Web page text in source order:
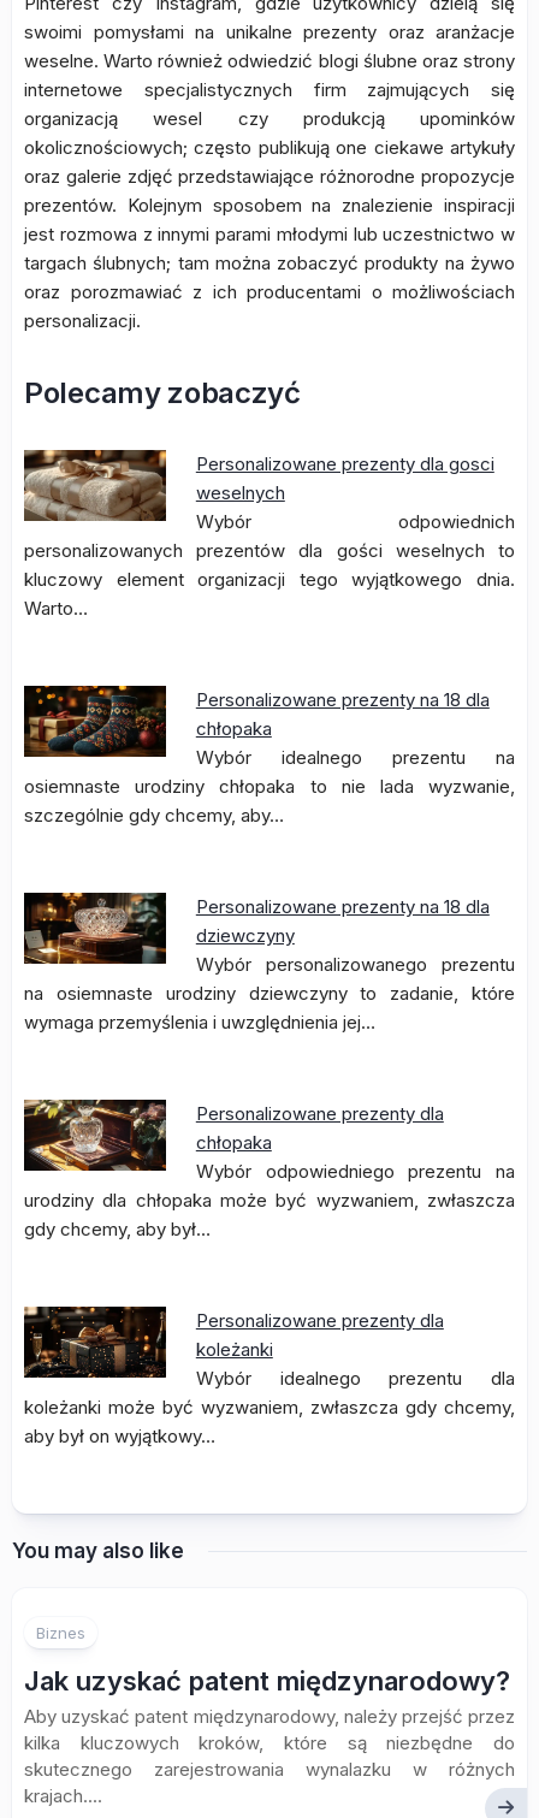
swoimi pomysłami na unikalne prezenty oraz aranżacje
weselne. Warto również odwiedzić blogi ślubne oraz strony
internetowe specjalistycznych firm zajmujących się
organizacją wesel czy produkcją upominków
okolicznościowych; często publikują one ciekawe artykuły
oraz galerie zdjęć przedstawiające różnorodne propozycje
prezentów. Kolejnym sposobem na znalezienie inspiracji
jest rozmowa z innymi parami młodymi lub uczestnictwo w
targach ślubnych; tam można zobaczyć produkty na żywo
oraz porozmawiać z ich producentami o możliwościach
personalizacji.
Polecamy zobaczyć
Personalizowane prezenty dla gosci
weselnych
Wybór odpowiednich
personalizowanych prezentów dla gości weselnych to
kluczowy element organizacji tego wyjątkowego dnia.
Warto…
Personalizowane prezenty na 18 dla
chłopaka
Wybór idealnego prezentu na
osiemnaste urodziny chłopaka to nie lada wyzwanie,
szczególnie gdy chcemy, aby…
Personalizowane prezenty na 18 dla
dziewczyny
Wybór personalizowanego prezentu
na osiemnaste urodziny dziewczyny to zadanie, które
wymaga przemyślenia i uwzględnienia jej…
Personalizowane prezenty dla
chłopaka
Wybór odpowiedniego prezentu na
urodziny dla chłopaka może być wyzwaniem, zwłaszcza
gdy chcemy, aby był…
Personalizowane prezenty dla
koleżanki
Wybór idealnego prezentu dla
koleżanki może być wyzwaniem, zwłaszcza gdy chcemy,
aby był on wyjątkowy…
You may also like
Biznes
Jak uzyskać patent międzynarodowy?
Aby uzyskać patent międzynarodowy, należy przejść przez
kilka kluczowych kroków, które są niezbędne do
skutecznego zarejestrowania wynalazku w różnych
krajach....